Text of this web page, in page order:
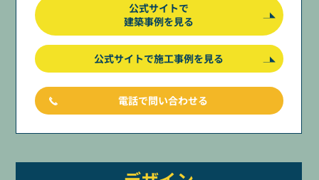
公式サイトで
建築事例を見る
公式サイトで施工事例を見る
電話で問い合わせる